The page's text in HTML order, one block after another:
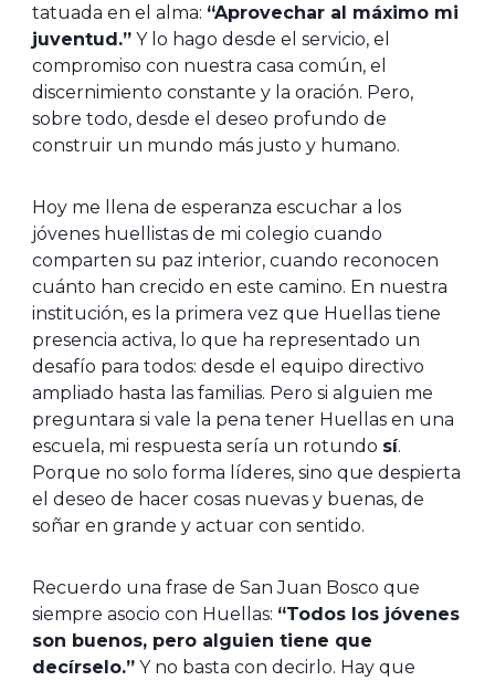
tatuada en el alma: “Aprovechar al máximo mi
juventud.”Y lo hago desde el servicio, el
compromiso con nuestra casa común, el
discernimiento constante y la oración. Pero,
sobre todo, desde el deseo profundo de
construir un mundo más justo y humano.
Hoy me llena de esperanza escuchar a los
jóvenes huellistas de mi colegio cuando
comparten su paz interior, cuando reconocen
cuánto han crecido en este camino. En nuestra
institución, es la primera vez que Huellas tiene
presencia activa, lo que ha representado un
desafío para todos: desde el equipo directivo
ampliado hasta las familias. Pero si alguien me
preguntara si vale la pena tener Huellas en una
escuela, mi respuesta sería un rotundo sí.
Porque no solo forma líderes, sino que despierta
el deseo de hacer cosas nuevas y buenas, de
soñar en grande y actuar con sentido.
Recuerdo una frase de San Juan Bosco que
siempre asocio con Huellas: “Todos los jóvenes
son buenos, pero alguien tiene que
decírselo.”Y no basta con decirlo. Hay que